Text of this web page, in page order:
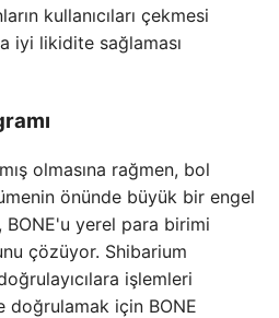
kullanıcıları çekmesi
iyi likidite sağlaması
olmasına rağmen, bol
önünde büyük bir engel
yerel para birimi
çözüyor. Shibarium
işlemleri
doğrulamak için BONE